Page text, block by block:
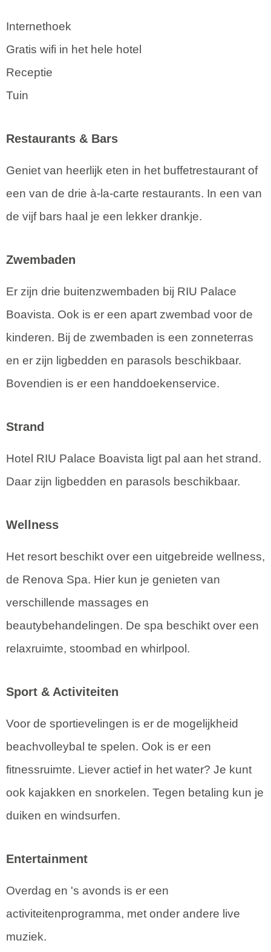
Internethoek
Gratis wifi in het hele hotel
Receptie
Tuin
Restaurants & Bars
Geniet van heerlijk eten in het buffetrestaurant of
een van de drie à-la-carte restaurants. In een van
de vijf bars haal je een lekker drankje.
Zwembaden
Er zijn drie buitenzwembaden bij RIU Palace
Boavista. Ook is er een apart zwembad voor de
kinderen. Bij de zwembaden is een zonneterras
en er zijn ligbedden en parasols beschikbaar.
Bovendien is er een handdoekenservice.
Strand
Hotel RIU Palace Boavista ligt pal aan het strand.
Daar zijn ligbedden en parasols beschikbaar.
Wellness
Het resort beschikt over een uitgebreide wellness,
de Renova Spa. Hier kun je genieten van
verschillende massages en
beautybehandelingen. De spa beschikt over een
relaxruimte, stoombad en whirlpool.
Sport & Activiteiten
Voor de sportievelingen is er de mogelijkheid
beachvolleybal te spelen. Ook is er een
fitnessruimte. Liever actief in het water? Je kunt
ook kajakken en snorkelen. Tegen betaling kun je
duiken en windsurfen.
Entertainment
Overdag en 's avonds is er een
activiteitenprogramma, met onder andere live
muziek.